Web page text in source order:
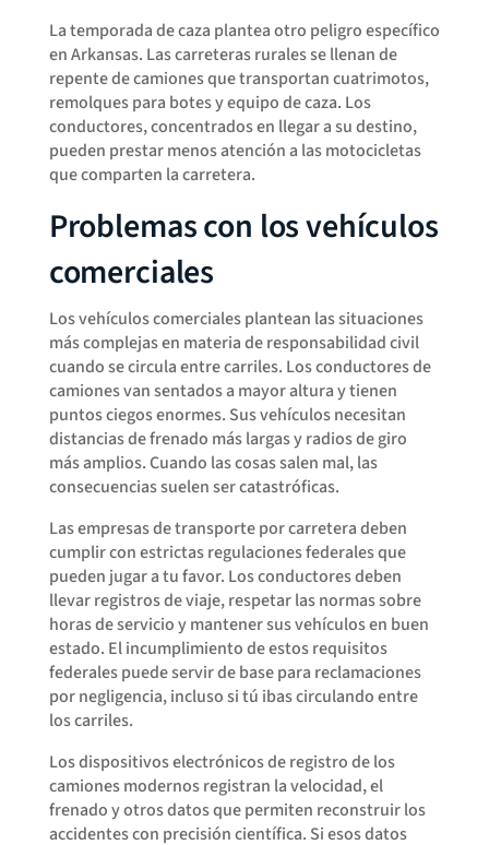
La temporada de caza plantea otro peligro específico
en Arkansas. Las carreteras rurales se llenan de
repente de camiones que transportan cuatrimotos,
remolques para botes y equipo de caza. Los
conductores, concentrados en llegar a su destino,
pueden prestar menos atención a las motocicletas
que comparten la carretera.
Problemas con los vehículos
comerciales
Los vehículos comerciales plantean las situaciones
más complejas en materia de responsabilidad civil
cuando se circula entre carriles. Los conductores de
camiones van sentados a mayor altura y tienen
puntos ciegos enormes. Sus vehículos necesitan
distancias de frenado más largas y radios de giro
más amplios. Cuando las cosas salen mal, las
consecuencias suelen ser catastróficas.
Las empresas de transporte por carretera deben
cumplir con estrictas regulaciones federales que
pueden jugar a tu favor. Los conductores deben
llevar registros de viaje, respetar las normas sobre
horas de servicio y mantener sus vehículos en buen
estado. El incumplimiento de estos requisitos
federales puede servir de base para reclamaciones
por negligencia, incluso si tú ibas circulando entre
los carriles.
Los dispositivos electrónicos de registro de los
camiones modernos registran la velocidad, el
frenado y otros datos que permiten reconstruir los
accidentes con precisión científica. Si esos datos